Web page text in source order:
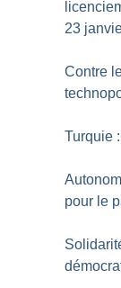
23
Contre
Turquie
pour le